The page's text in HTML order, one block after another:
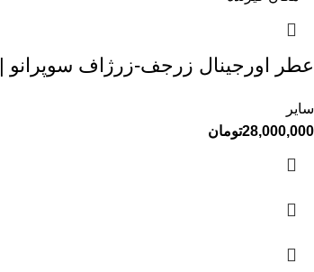
عطر اورجینال زرجف-زرژاف سوپرانو | Xerjoff Soprano
سایر
28,000,000تومان